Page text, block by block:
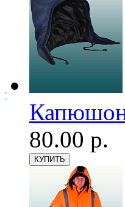
Капюшон
80.00 р.